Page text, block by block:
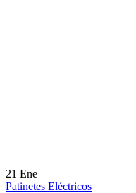
21 Ene
Patinetes Eléctricos